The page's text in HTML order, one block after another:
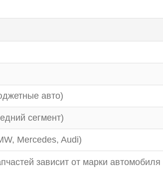
авто)
сегмент)
Mercedes, Audi)
зависит от марки